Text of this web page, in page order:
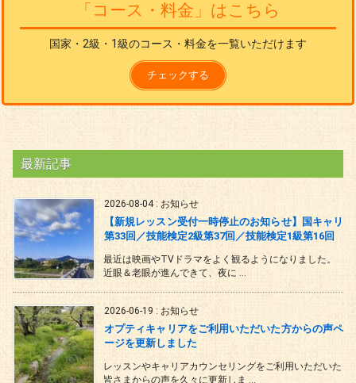
「コース・料金」はこちら
国家・2級・1級のコース・料金を一覧いただけます
チェックする
最新記事
2026-08-04: お知らせ
【新規レッスン受付一時停止のお知らせ】国キャリ
第33回／技能検定2級第37回／技能検定1級第16回
最近は映画やTVドラマをよく観るようになりました。
近眼＆老眼が進んできて、夜に ...
2026-06-19 : お知らせ
オプティキャリアをご利用いただいた方からの声ペ
ージを更新しました
レッスンやキャリアカウンセリングをご利用いただいた
皆さまからの声を久々に更新しま ...